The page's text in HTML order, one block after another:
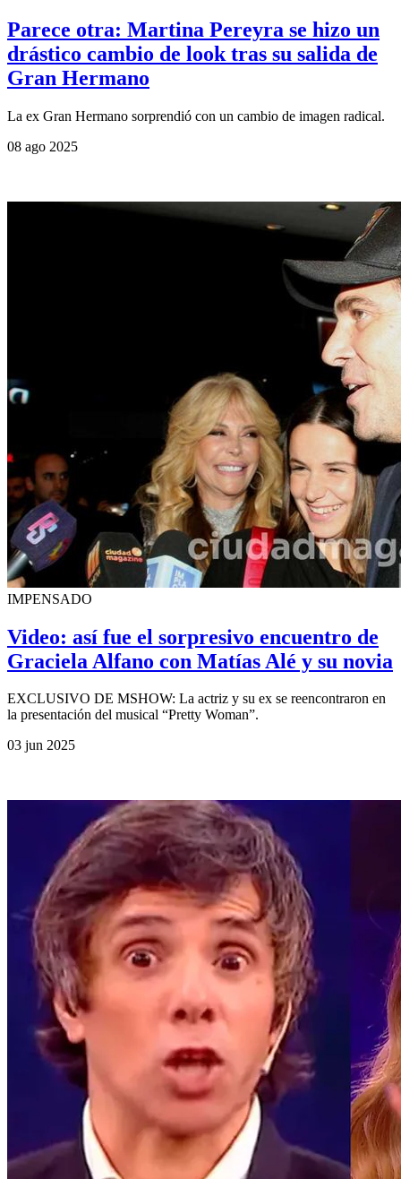
Parece otra: Martina Pereyra se hizo un
drástico cambio de look tras su salida de
Gran Hermano
La ex Gran Hermano sorprendió con un cambio de imagen radical.
08 ago 2025
IMPENSADO
Video: así fue el sorpresivo encuentro de
Graciela Alfano con Matías Alé y su novia
EXCLUSIVO DE MSHOW: La actriz y su ex se reencontraron en
la presentación del musical “Pretty Woman”.
03 jun 2025